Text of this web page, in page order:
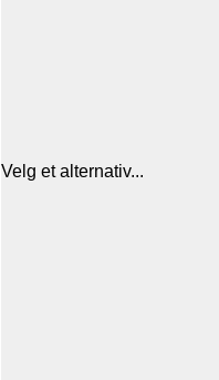
Velg et alternativ...